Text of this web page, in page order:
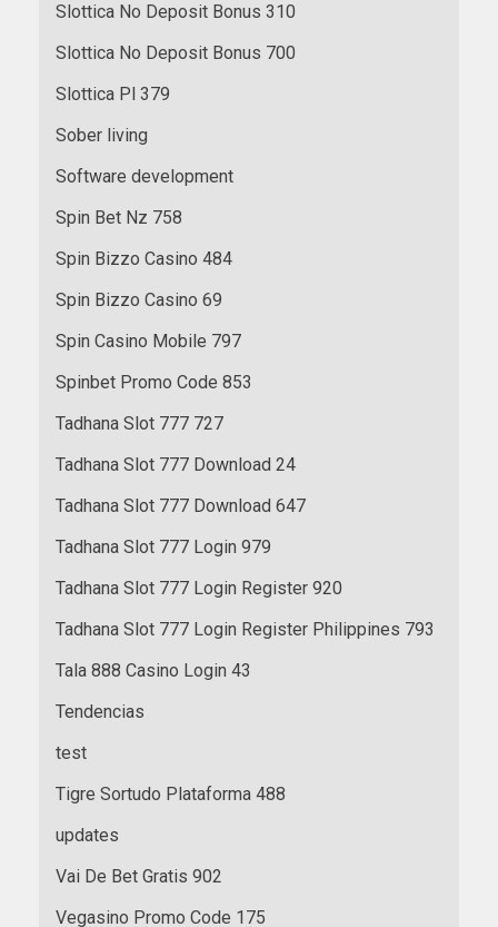
Slottica No Deposit Bonus 310
Slottica No Deposit Bonus 700
Slottica Pl 379
Sober living
Software development
Spin Bet Nz 758
Spin Bizzo Casino 484
Spin Bizzo Casino 69
Spin Casino Mobile 797
Spinbet Promo Code 853
Tadhana Slot 777 727
Tadhana Slot 777 Download 24
Tadhana Slot 777 Download 647
Tadhana Slot 777 Login 979
Tadhana Slot 777 Login Register 920
Tadhana Slot 777 Login Register Philippines 793
Tala 888 Casino Login 43
Tendencias
test
Tigre Sortudo Plataforma 488
updates
Vai De Bet Gratis 902
Vegasino Promo Code 175